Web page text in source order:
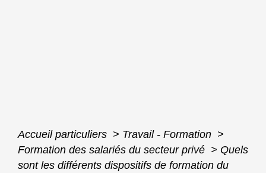
Accueil particuliers > Travail - Formation >
Formation des salariés du secteur privé > Quels
sont les différents dispositifs de formation du